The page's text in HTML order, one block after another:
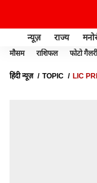
न्यूज़ राज्य
मौसम राशिफल फोटो गैलरी
हिंदी न्यूज़ TOPIC LIC